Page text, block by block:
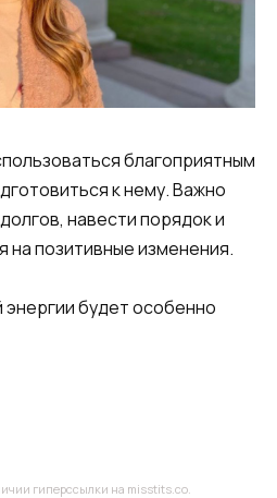
благоприятным
к нему. Важно
навести порядок и
на позитивные изменения.
будет особенно
гиперссылки на misstits.co.